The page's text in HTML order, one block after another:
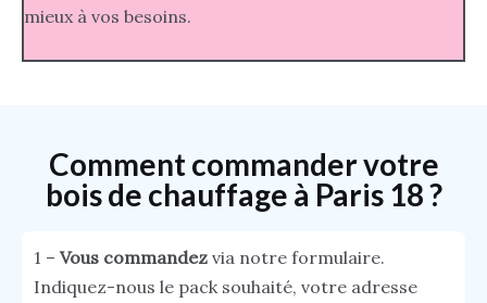
mieux à vos besoins.
Comment commander votre
bois de chauffage à Paris 18 ?
1 – Vous commandezvia notre formulaire.
Indiquez-nous le pack souhaité, votre adresse